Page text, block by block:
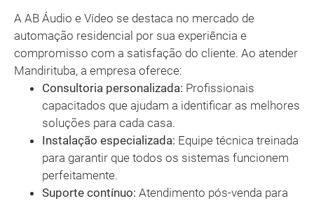
A AB Áudio e Vídeo se destaca no mercado de
automação residencial por sua experiência e
compromisso com a satisfação do cliente. Ao atender
Mandirituba, a empresa oferece:
Consultoria personalizada: Profissionais
capacitados que ajudam a identificar as melhores
soluções para cada casa.
Instalação especializada: Equipe técnica treinada
para garantir que todos os sistemas funcionem
perfeitamente.
Suporte contínuo: Atendimento pós-venda para